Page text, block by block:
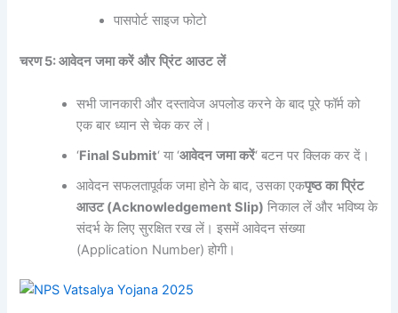
पासपोर्ट साइज फोटो
चरण5:आवेदन जमा करें और प्रिंट आउट लें
सभी जानकारी और दस्तावेज अपलोड करने के बाद पूरे फॉर्म को
एक बार ध्यान से चेक कर लें।
‘Final Submit‘ या ‘आवेदन जमा करें‘ बटन पर क्लिक कर दें।
आवेदन सफलतापूर्वक जमा होने के बाद, उसका एकपृष्ठ का प्रिंट
आउट(Acknowledgement Slip) निकाल लें और भविष्य के
संदर्भ के लिए सुरक्षित रख लें। इसमें आवेदन संख्या
(Application Number) होगी।